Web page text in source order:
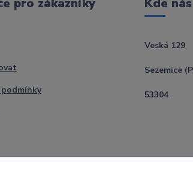
pro zákazníky Kde
Veská 129
Sezemice
53304